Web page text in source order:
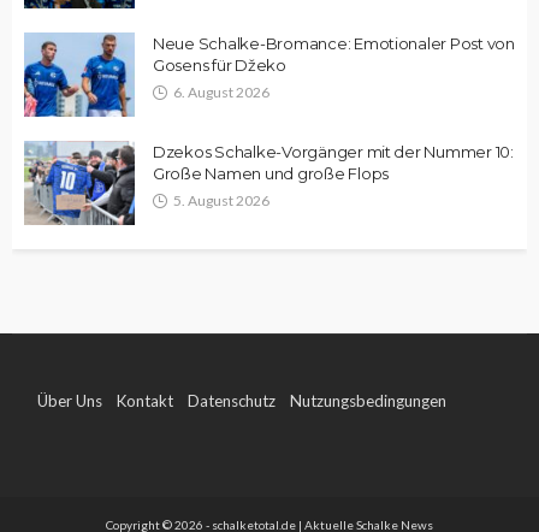
Neue Schalke-Bromance: Emotionaler Post von
Gosens für Džeko
6. August 2026
Dzekos Schalke-Vorgänger mit der Nummer 10:
Große Namen und große Flops
5. August 2026
Über Uns Kontakt Datenschutz Nutzungsbedingungen
Copyright © 2026 - schalketotal.de | Aktuelle Schalke News